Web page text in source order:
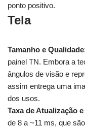
ponto positivo.
Tela
Tamanho e Qualidade
painel TN. Embora a
ângulos de visão e
assim entrega uma
dos usos.
Taxa de Atualização
de 8 a ~11 ms, que